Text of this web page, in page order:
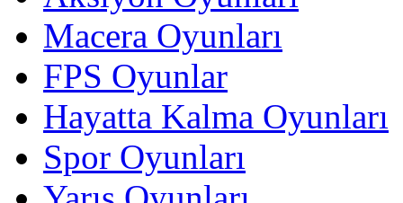
Macera Oyunları
FPS Oyunlar
Hayatta Kalma Oyunları
Spor Oyunları